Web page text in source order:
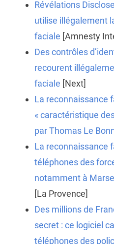
Révélations
utilise illégalement
faciale [Amnesty
Des contrôles
recourent
faciale [Next]
La reconnaissance
« caractéristique
par Thomas Le
La reconnaissance
téléphones des
notamment à
[La Provence]
Des millions de
secret : ce logiciel
téléphones des